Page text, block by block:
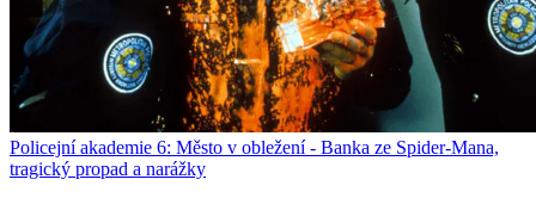
Policejní akademie 6: Město v obležení - Banka ze Spider-Mana,
tragický propad a narážky